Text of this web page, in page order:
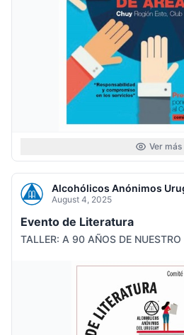
Ver más
Alcohólicos Anónimos
August 4, 2025
Evento de Literatura
TALLER: A 90 AÑOS DE